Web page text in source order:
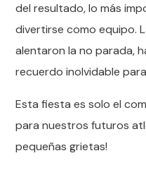
del resultado, lo más
divertirse como equipo.
alentaron la no parada,
recuerdo inolvidable
Esta fiesta es solo el
para nuestros futuros
pequeñas grietas!